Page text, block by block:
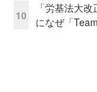
10
「労基法大
になぜ「